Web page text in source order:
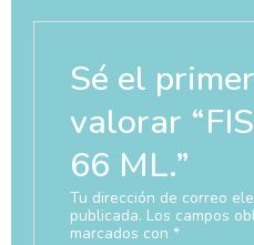
Sé el
valorar
66 ML.”
Tu dirección de correo
publicada. Los campos
marcados con *